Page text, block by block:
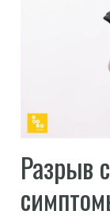
Разрыв